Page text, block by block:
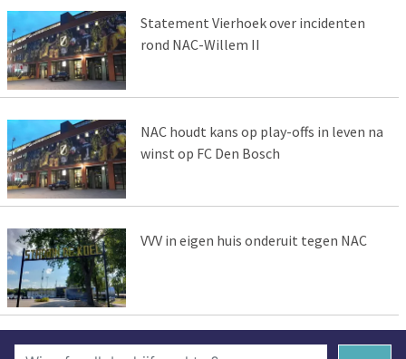
Statement Vierhoek over incidenten
rond NAC-Willem II
NAC houdt kans op play-offs in leven na
winst op FC Den Bosch
VVV in eigen huis onderuit tegen NAC